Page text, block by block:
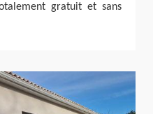
gratuit et sans